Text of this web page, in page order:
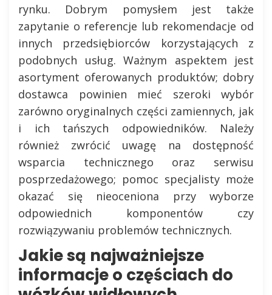
rynku. Dobrym pomysłem jest także
zapytanie o referencje lub rekomendacje od
innych przedsiębiorców korzystających z
podobnych usług. Ważnym aspektem jest
asortyment oferowanych produktów; dobry
dostawca powinien mieć szeroki wybór
zarówno oryginalnych części zamiennych, jak
i ich tańszych odpowiedników. Należy
również zwrócić uwagę na dostępność
wsparcia technicznego oraz serwisu
posprzedażowego; pomoc specjalisty może
okazać się nieoceniona przy wyborze
odpowiednich komponentów czy
rozwiązywaniu problemów technicznych.
Jakie są najważniejsze
informacje o częściach do